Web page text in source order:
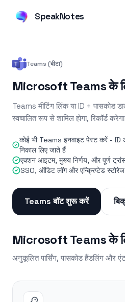
SpeakNotes
Teams (बीटा)
Microsoft Teams के
Teams मीटिंग लिंक या ID + पासकोड
स्वचालित रूप से शामिल होगा, रिकॉर्ड
कोई भी Teams इनवाइट पेस्ट करें - ID
निकाल लिए जाते हैं
एक्शन आइटम, मुख्य निर्णय, और पूर्ण
SSO, ऑडिट लॉग और एन्क्रिप्टेड
Teams बॉट शुरू करें
Microsoft Teams के
अनुकूलित पार्सिंग, पासकोड हैंडलिंग और